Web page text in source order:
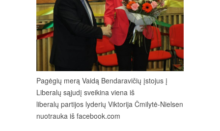
Pagėgių merą Vaidą Bendaravičių įstojus į
Liberalų sąjudį sveikina viena iš
liberalų partijos lyderių Viktorija Čmilytė-Nielsen
nuotrauka iš facebook.com